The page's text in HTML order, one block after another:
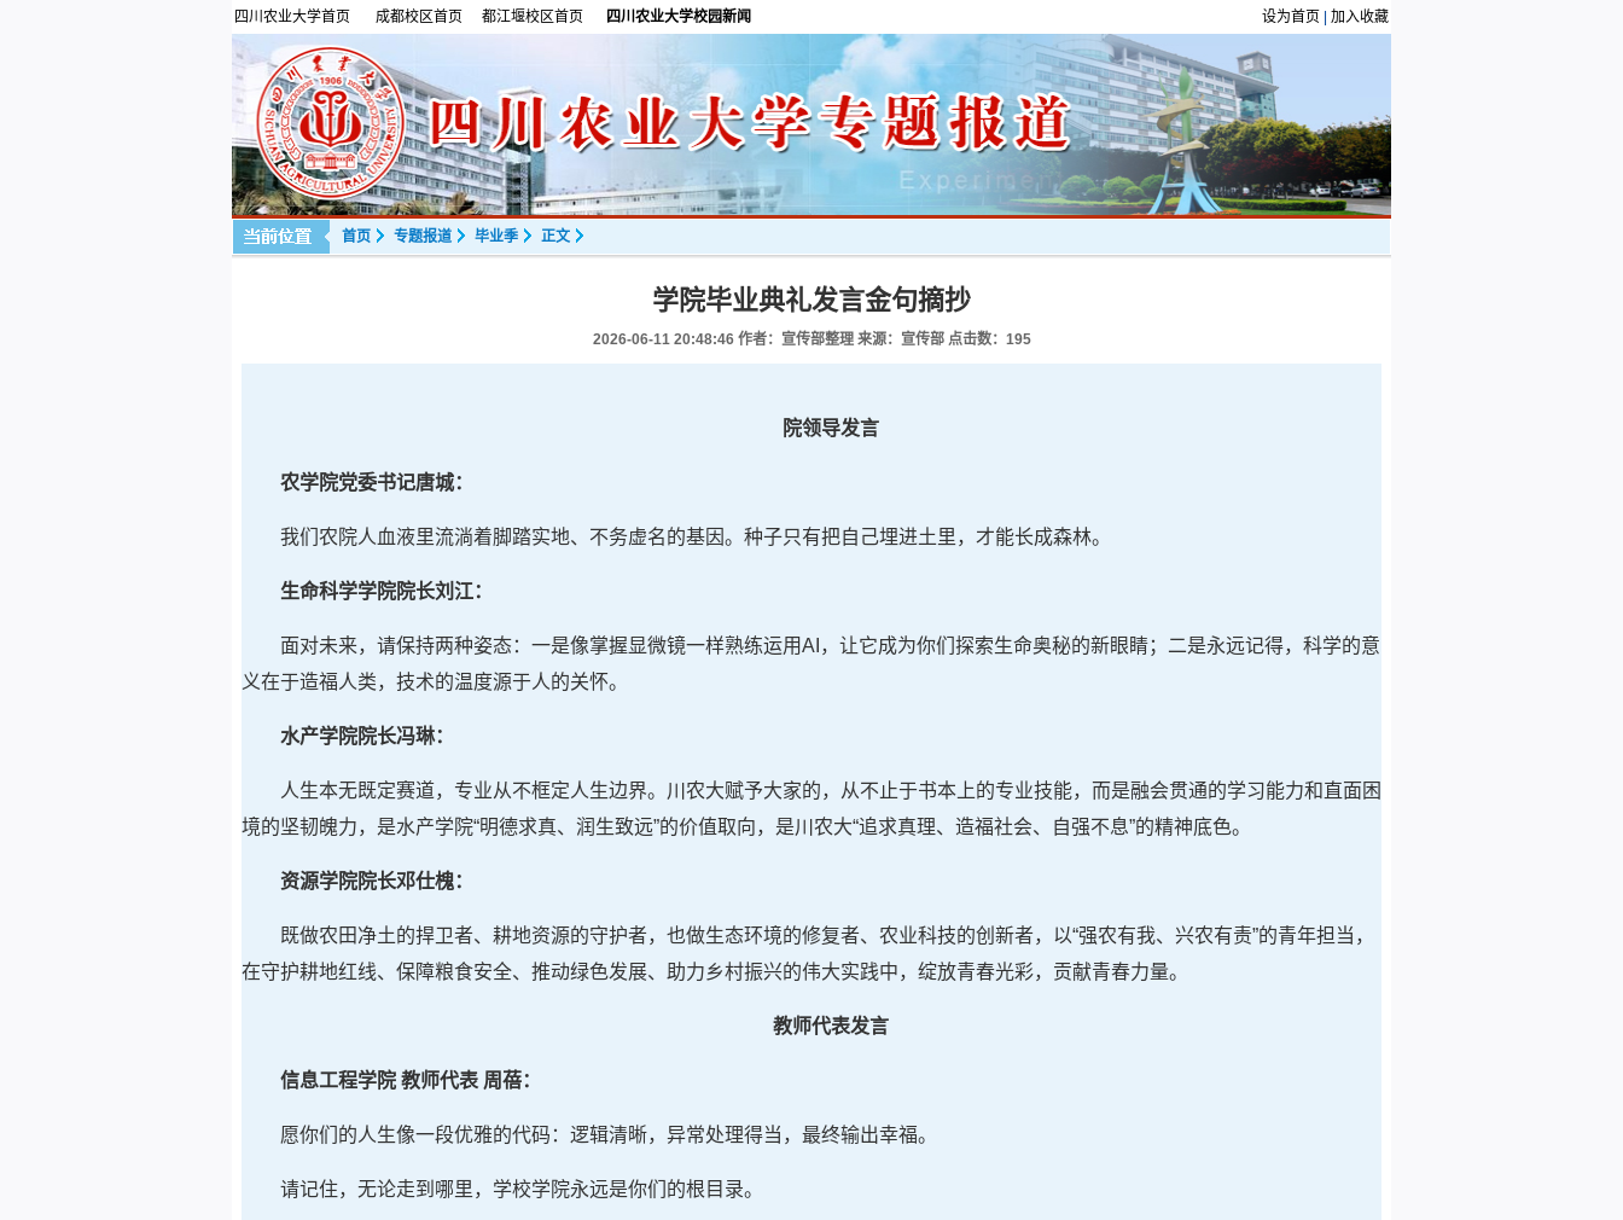
四川农业大学首页 成都校区首页 都江堰校区首页 四川农业大学校园新闻 设为首页 加入收藏
首页 专题报道 毕业季 正文
学院毕业典礼发言金句摘抄
2026-06-11 20:48:46作者：宣传部整理 来源：宣传部 点击数： 195
院领导发言
农学院党委书记唐城：
我们农院人血液里流淌着脚踏实地、不务虚名的基因。种子只有把自己埋进土里，才能长成森林。
生命科学学院院长刘江：
面对未来，请保持两种姿态：一是像掌握显微镜一样熟练运用AI，让它成为你们探索生命奥秘的新眼睛；二是永远记得，科学的意
义在于造福人类，技术的温度源于人的关怀。
水产学院院长冯琳：
人生本无既定赛道，专业从不框定人生边界。川农大赋予大家的，从不止于书本上的专业技能，而是融会贯通的学习能力和直面困
境的坚韧魄力，是水产学院“明德求真、润生致远”的价值取向，是川农大“追求真理、造福社会、自强不息”的精神底色。
资源学院院长邓仕槐：
既做农田净土的捍卫者、耕地资源的守护者，也做生态环境的修复者、农业科技的创新者，以“强农有我、兴农有责”的青年担当，
在守护耕地红线、保障粮食安全、推动绿色发展、助力乡村振兴的伟大实践中，绽放青春光彩，贡献青春力量。
教师代表发言
信息工程学院 教师代表 周蓓：
愿你们的人生像一段优雅的代码：逻辑清晰，异常处理得当，最终输出幸福。
请记住，无论走到哪里，学校学院永远是你们的根目录。